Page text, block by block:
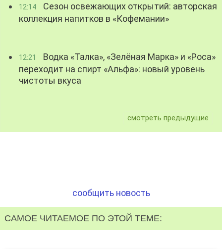
12:14
Сезон освежающих открытий: авторская
коллекция напитков в «Кофемании»
12:21
Водка «Талка», «Зелёная Марка» и «Роса»
переходит на спирт «Альфа»: новый уровень
чистоты вкуса
смотреть предыдущие
сообщить новость
САМОЕ ЧИТАЕМОЕ ПО ЭТОЙ ТЕМЕ: